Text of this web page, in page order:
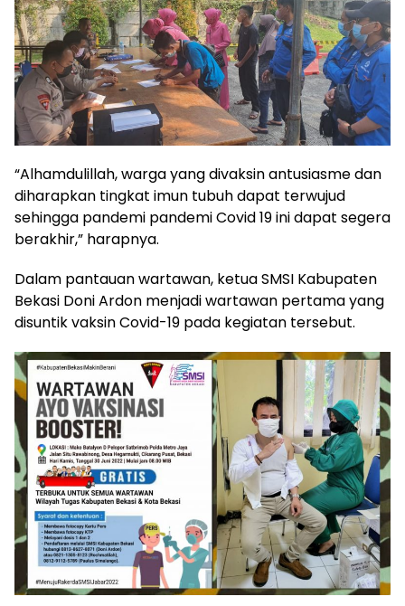
“Alhamdulillah, warga yang divaksin antusiasme dan
diharapkan tingkat imun tubuh dapat terwujud
sehingga pandemi pandemi Covid 19 ini dapat segera
berakhir,” harapnya.
Dalam pantauan wartawan, ketua SMSI Kabupaten
Bekasi Doni Ardon menjadi wartawan pertama yang
disuntik vaksin Covid-19 pada kegiatan tersebut.